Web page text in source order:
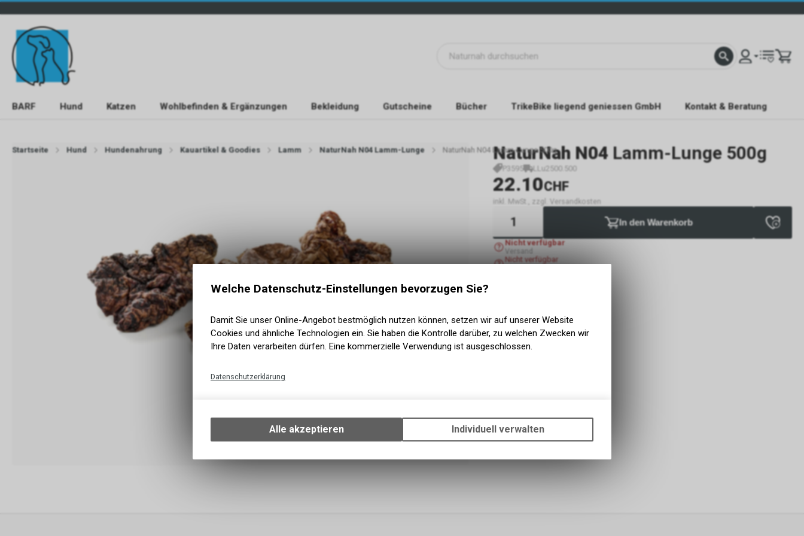
BARF Hund Katzen Wohlbefinden & Ergänzungen Bekleidung Gutscheine Bücher TrikeBike liegend geniessen GmbH Kontakt & Beratung
Startseite Hund Hundenahrung Kauartikel & Goodies Lamm NaturNah N04 Lamm-Lunge NaturNah N04 Lamm-Lunge 500g
NaturNah N04 Lamm-Lunge 500g
P3595 LLu2500.500
22.10CHF
inkl. MwSt., zzgl. Versandkosten
In den Warenkorb
Nicht verfügbar
Versand
Nicht verfügbar
Welche Datenschutz-Einstellungen bevorzugen Sie?
Damit Sie unser Online-Angebot bestmöglich nutzen können, setzen wir auf unserer Website
Cookies und ähnliche Technologien ein. Sie haben die Kontrolle darüber, zu welchen Zwecken wir
Ihre Daten verarbeiten dürfen. Eine kommerzielle Verwendung ist ausgeschlossen.
Datenschutzerklärung
Ihrem Gerät, um die grundlegenden Funktionen unseres Online-Angebots, wie die
Verwendung des Warenkorbs, zu ermöglichen. Bitte beachten Sie, dass die
zulassen.
Alle akzeptieren Individuell verwalten